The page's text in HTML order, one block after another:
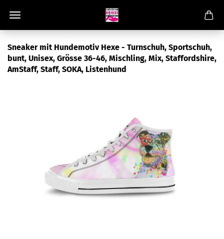
Sneaker mit Hundemotiv Hexe - Turnschuh, Sportschuh,
bunt, Unisex, Grösse 36-46, Mischling, Mix, Staffordshire,
AmStaff, Staff, SOKA, Listenhund